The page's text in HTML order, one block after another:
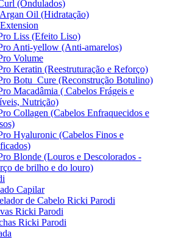
(Ondulados)
Oil (Hidratação)
Liss (Efeito Liso)
Anti-yellow (Anti-amarelos)
Volume
Keratin (Reestruturação e Reforço)
Botu_Cure (Reconstrução Botulino)
Macadâmia ( Cabelos Frágeis e
Nutrição)
Collagen (Cabelos Enfraquecidos e
Hyaluronic (Cabelos Finos e
Blonde (Louros e Descolorados -
de brilho e do louro)
Capilar
de Cabelo Ricki Parodi
Ricki Parodi
Ricki Parodi